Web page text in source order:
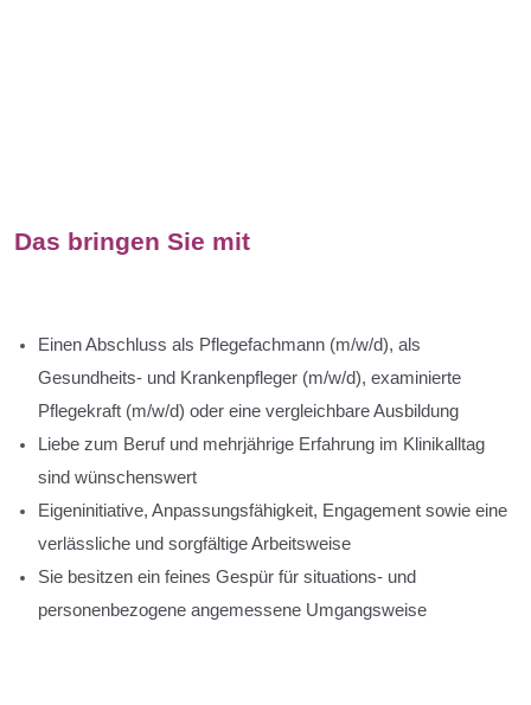
Das bringen Sie mit
Einen Abschluss als Pflegefachmann (m/w/d), als
Gesundheits- und Krankenpfleger (m/w/d), examinierte
Pflegekraft (m/w/d) oder eine vergleichbare Ausbildung
Liebe zum Beruf und mehrjährige Erfahrung im Klinikalltag
sind wünschenswert
Eigeninitiative, Anpassungsfähigkeit, Engagement sowie eine
verlässliche und sorgfältige Arbeitsweise
Sie besitzen ein feines Gespür für situations- und
personenbezogene angemessene Umgangsweise